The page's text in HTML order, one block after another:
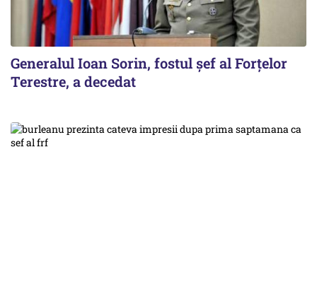
Generalul Ioan Sorin, fostul șef al Forțelor
Terestre, a decedat